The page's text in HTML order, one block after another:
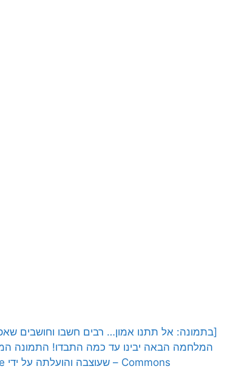
[בתמונה: אל תתנו אמון… רבים חשבו וחושבים
Commons – שעוצבה והועלתה על ידי LisaAttractLove לאתר Pixabay]